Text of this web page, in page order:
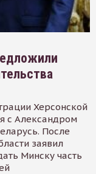
Херсонской
с Александром
После
заявил
Минску часть